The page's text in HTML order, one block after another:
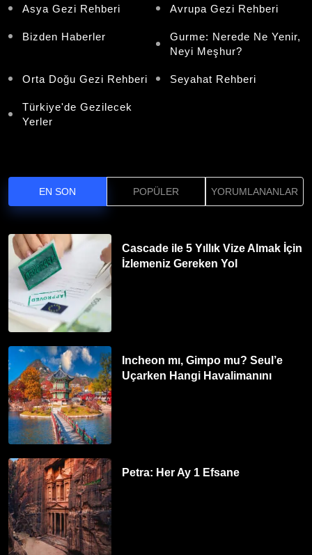
Asya Gezi Rehberi Avrupa Gezi Rehberi
Bizden Haberler
Gurme: Nerede Ne Yenir,
Neyi Meşhur?
Orta Doğu Gezi Rehberi Seyahat Rehberi
Türkiye'de Gezilecek
Yerler
EN SON POPÜLER YORUMLANANLAR
Cascade ile 5 Yıllık Vize Almak İçin
İzlemeniz Gereken Yol
Incheon mı, Gimpo mu? Seul’e
Uçarken Hangi Havalimanını
Petra: Her Ay 1 Efsane